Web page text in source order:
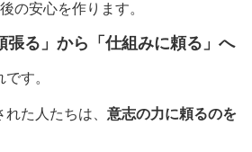
の安心を作ります。
る」から「仕組みに頼る」へ
す。
た人たちは、 意志の力に頼るのを